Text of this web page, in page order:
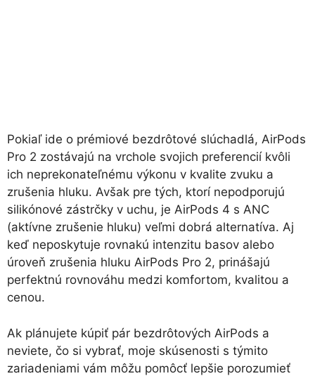
Pokiaľ ide o prémiové bezdrôtové slúchadlá, AirPods
Pro 2 zostávajú na vrchole svojich preferencií kvôli
ich neprekonateľnému výkonu v kvalite zvuku a
zrušenia hluku. Avšak pre tých, ktorí nepodporujú
silikónové zástrčky v uchu, je AirPods 4 s ANC
(aktívne zrušenie hluku) veľmi dobrá alternatíva. Aj
keď neposkytuje rovnakú intenzitu basov alebo
úroveň zrušenia hluku AirPods Pro 2, prinášajú
perfektnú rovnováhu medzi komfortom, kvalitou a
cenou.
Ak plánujete kúpiť pár bezdrôtových AirPods a
neviete, čo si vybrať, moje skúsenosti s týmito
zariadeniami vám môžu pomôcť lepšie porozumieť